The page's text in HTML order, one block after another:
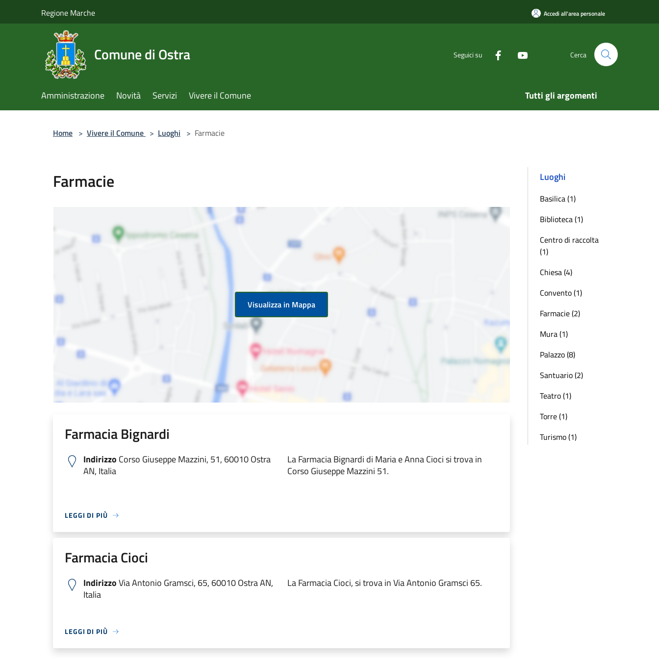
Regione Marche Accedi all'area personale
Comune di Ostra Seguici su Cerca
Amministrazione Novità Servizi Vivere il Comune Tutti gli argomenti
Home > Vivere il Comune > Luoghi > Farmacie
Farmacie
Visualizza in Mappa
Farmacia Bignardi
Indirizzo Corso Giuseppe Mazzini, 51, 60010 Ostra
AN, Italia
La Farmacia Bignardi di Maria e Anna Cioci si trova in
Corso Giuseppe Mazzini 51.
LEGGI DI PIÙ
Farmacia Cioci
IndirizzoVia Antonio Gramsci, 65, 60010 Ostra AN,
Italia
La Farmacia Cioci, si trova in Via Antonio Gramsci 65.
LEGGI DI PIÙ
Luoghi
Basilica (1)
Biblioteca (1)
Centro di raccolta
(1)
Chiesa (4)
Convento (1)
Farmacie (2)
Mura (1)
Palazzo (8)
Santuario (2)
Teatro (1)
Torre (1)
Turismo (1)